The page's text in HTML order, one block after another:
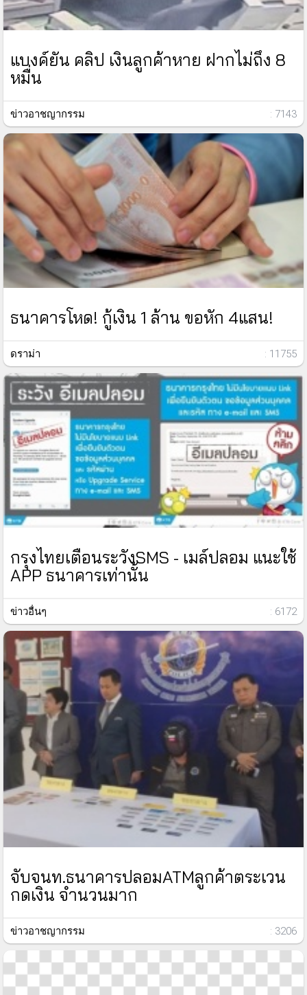
แบงค์ยัน คลิป เงินลูกค้าหาย ฝากไม่ถึง 8
หมื่น
ข่าวอาชญากรรม : 7143
ธนาคารโหด! กู้เงิน 1 ล้าน ขอหัก 4แสน!
ดราม่า : 11755
กรุงไทยเตือนระวังSMS - เมล์ปลอม แนะใช้
APP ธนาคารเท่านั้น
ข่าวอื่นๆ : 6172
จับจนท.ธนาคารปลอมATMลูกค้าตระเวน
กดเงิน จำนวนมาก
ข่าวอาชญากรรม : 3206